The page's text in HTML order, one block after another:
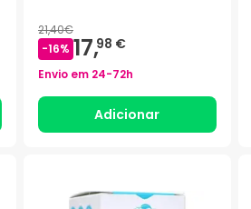
21,40€
-16% 17,98 €
Envio em 24-72h
Adicionar